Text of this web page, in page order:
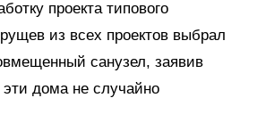
проекта типового
из всех проектов выбрал
санузел, заявив
эти дома не случайно